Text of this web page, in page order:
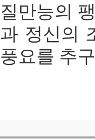
질만능의
과 정신의
풍요를 추